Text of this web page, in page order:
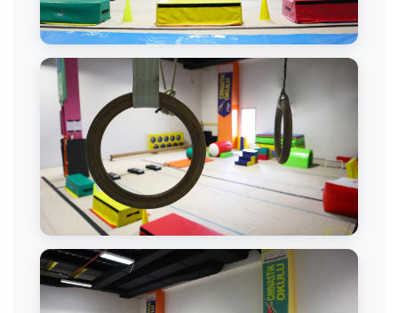
Cimnastik Salonu
Cimnastik Ekipmanları